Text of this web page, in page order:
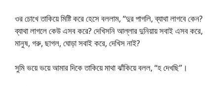
ওর চোখে তাকিয়ে মিষ্টি করে হেসে বললাম, “দুর পাগলি, ব্যাথা লাগবে কেন?
ব্যাথা লাগলে কেউ এসব করে? দেখিসনি আল্লার দুনিয়ায় সবাই এসব করে,
মানুষ, গরু, ছাগল, ঘোড়া সবাই করে, দেখিস নাই?
সুমি ভয়ে ভয়ে আমার দিকে তাকিয়ে মাথা ঝাঁকিয়ে বলল, “হ দেখছি”।